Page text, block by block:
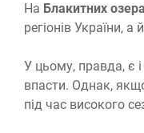
На Блакитних
регіонів України, а
У цьому, правда, є і
впасти. Однак,
під час високого